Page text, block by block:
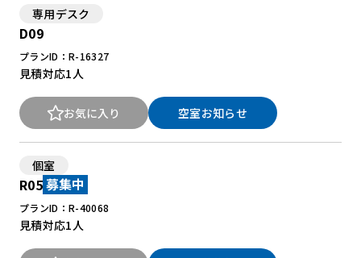
専用デスク
D09
プランID：R-16327
見積対応1人
お気に入り 空室お知らせ
個室
R05 募集中
プランID：R-40068
見積対応1人